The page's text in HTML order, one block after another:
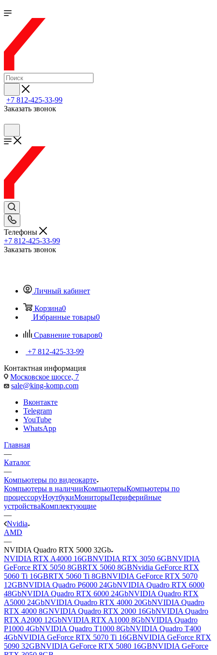
+7 812-425-33-99
Заказать звонок
Телефоны
+7 812-425-33-99
Заказать звонок
Личный кабинет
Корзина0
Избранные товары0
Сравнение товаров0
+7 812-425-33-99
Контактная информация
Московское шоссе, 7
sale@king-komp.com
Вконтакте
Telegram
YouTube
WhatsApp
Главная
—
Каталог
—
Компьютеры по видеокарте
Компьютеры в наличииКомпьютерыКомпьютеры по
процессоруНоутбукиМониторыПериферийные
устройстваКомплектующие
—
Nvidia
AMD
—
NVIDIA Quadro RTX 5000 32Gb
NVIDIA RTX A4000 16GBNVIDIA RTX 3050 6GBNVIDIA
GeForce RTX 5050 8GBRTX 5060 8GBNvidia GeForce RTX
5060 Ti 16GBRTX 5060 Ti 8GBNVIDIA GeForce RTX 5070
12GBNVIDIA Quadro P6000 24GbNVIDIA Quadro RTX 6000
48GbNVIDIA Quadro RTX 6000 24GbNVIDIA Quadro RTX
A5000 24GbNVIDIA Quadro RTX 4000 20GbNVIDIA Quadro
RTX 4000 8GNVIDIA Quadro RTX 2000 16GbNVIDIA Quadro
RTX A2000 12GbNVIDIA RTX A1000 8GbNVIDIA Quadro
P1000 4GbNVIDIA Quadro T1000 8GbNVIDIA Quadro T400
4GbNVIDIA GeForce RTX 5070 Ti 16GBNVIDIA GeForce RTX
5090 32GBNVIDIA GeForce RTX 5080 16GBNVIDIA GeForce